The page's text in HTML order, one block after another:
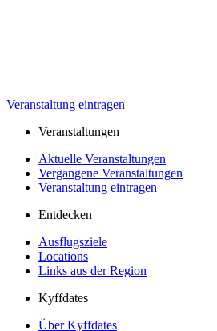
Veranstaltung eintragen
Veranstaltungen
Aktuelle Veranstaltungen
Vergangene Veranstaltungen
Veranstaltung eintragen
Entdecken
Ausflugsziele
Locations
Links aus der Region
Kyffdates
Über Kyffdates